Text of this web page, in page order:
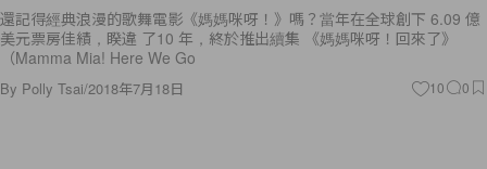
還記得經典浪漫的歌舞電影《媽媽咪呀！》嗎？當年在全球創下 6.09 億
美元票房佳績，睽違 了10 年，終於推出續集 《媽媽咪呀！回來了》
（Mamma Mia! Here We Go
By Polly Tsai/2018年7月18日 10 0